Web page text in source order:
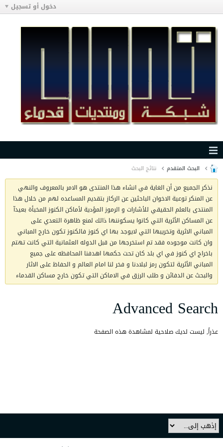
دخول أو تسجيل
البحث المتقدم نتائج البحث
نذكر الجميع من أن الغاية في انشاء هذا المنتدى هو الامر بالمعروف والنهي
عن المنكر توعية الاخوان الباحثين عن الركاز بتقديم المساعده لهم من خلال هذا
المنتدى بالعلم الحقيقي للأشارات و الرموز المؤدية لأماكن الكنوز المخبأة بعيدآ
عن المساكن الأثرية التي كانوا يسكوننها ذالك لمنع ظاهرة التعدي على
المباني الاثرية وتخريبها التي لايوجد بها اي كنوز فالكنوز تكون خارج المباني
وان كانت موجوده فقد تم استخرجها من قبل الدوله العثمانية التي كانت تهتم
باخراج اي كنوز في اي بلد كان تحت حكمها اهدفنا المحافظه على جميع
المباني الأثرية لتكون رمز لبلادنا و فخر لنا امام العالم و الحفاظ على الاثار
والبحث عن الدفائن و طلب الرزق في الاماكن التي تكون خارج مساكن القدماء
Advanced Search
عذراً, ليست لديك صلاحية لمشاهدة هذه الصفحة